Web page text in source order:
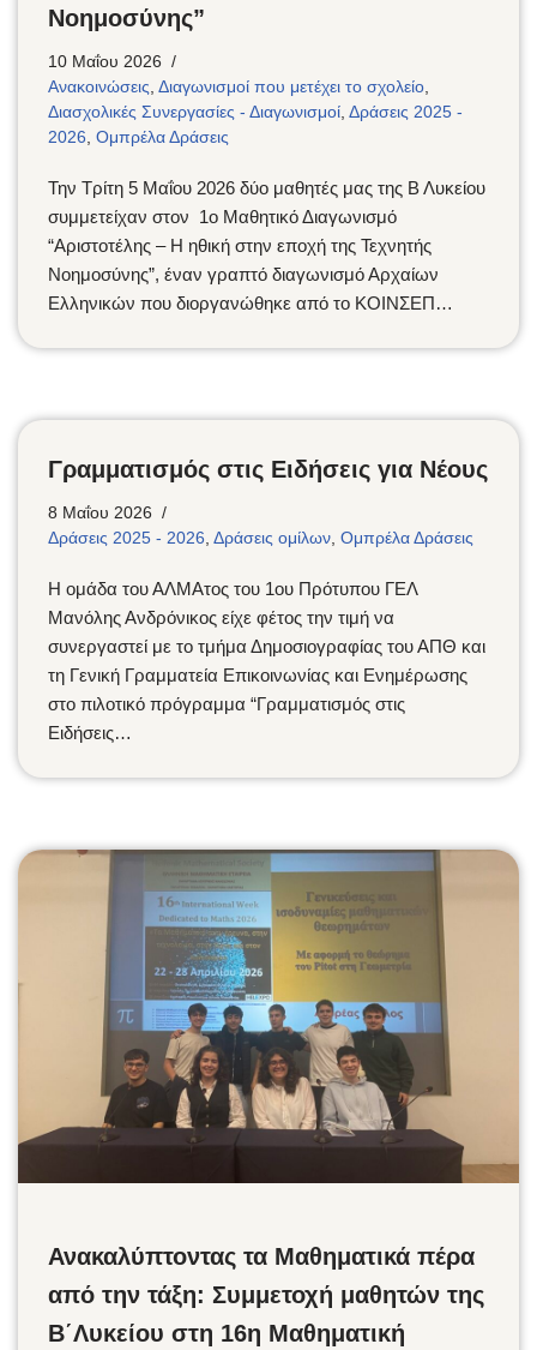
Νοημοσύνης”
10 Μαΐου 2026
Ανακοινώσεις Διαγωνισμοί που μετέχει το σχολείο
Διασχολικές Συνεργασίες - Διαγωνισμοί Δράσεις 2025 -
2026 Ομπρέλα Δράσεις
Την Τρίτη 5 Μαΐου 2026 δύο μαθητές μας της Β Λυκείου
συμμετείχαν στον 1ο Μαθητικό Διαγωνισμό
“Αριστοτέλης – Η ηθική στην εποχή της Τεχνητής
Νοημοσύνης”, έναν γραπτό διαγωνισμό Αρχαίων
Ελληνικών που διοργανώθηκε από το ΚΟΙΝΣΕΠ…
Γραμματισμός στις Ειδήσεις για Νέους
8 Μαΐου 2026
Δράσεις 2025 - 2026 Δράσεις ομίλων Ομπρέλα Δράσεις
Η ομάδα του ΑΛΜΑτος του 1ου Πρότυπου ΓΕΛ
Μανόλης Ανδρόνικος είχε φέτος την τιμή να
συνεργαστεί με το τμήμα Δημοσιογραφίας του ΑΠΘ και
τη Γενική Γραμματεία Επικοινωνίας και Ενημέρωσης
στο πιλοτικό πρόγραμμα “Γραμματισμός στις
Ειδήσεις…
Ανακαλύπτοντας τα Μαθηματικά πέρα
από την τάξη: Συμμετοχή μαθητών της
Β΄Λυκείου στη 16η Μαθηματική